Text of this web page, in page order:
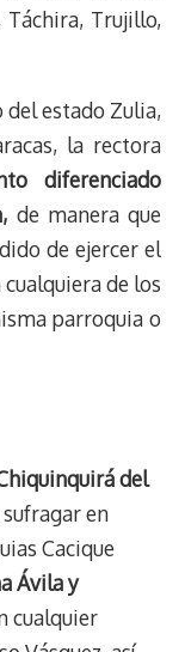
Táchira, Trujillo,
del estado Zulia,
la rectora
diferenciado
de manera que
de ejercer el
de los
parroquia o
del
en
Cacique
Ávila y
cualquier